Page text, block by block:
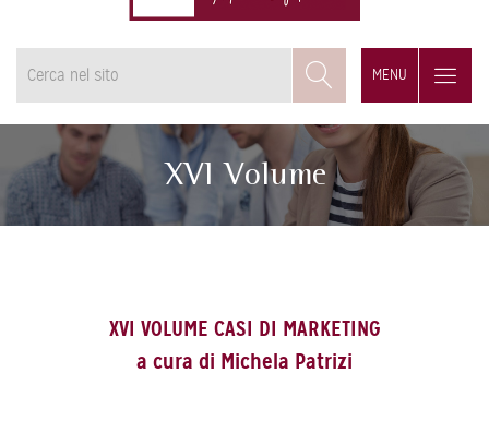
MENU
XVI Volume
XVI VOLUME CASI DI MARKETING
a cura di Michela Patrizi